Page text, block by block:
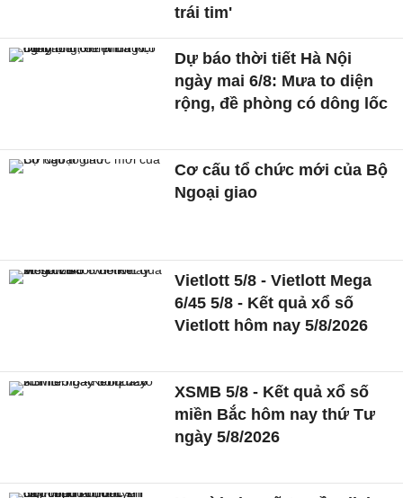
trái tim'
Dự báo thời tiết Hà Nội
ngày mai 6/8: Mưa to diện
rộng, đề phòng có dông lốc
Cơ cấu tổ chức mới của Bộ
Ngoại giao
Vietlott 5/8 - Vietlott Mega
6/45 5/8 - Kết quả xổ số
Vietlott hôm nay 5/8/2026
XSMB 5/8 - Kết quả xổ số
miền Bắc hôm nay thứ Tư
ngày 5/8/2026